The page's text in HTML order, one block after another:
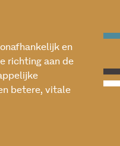
en
richting aan de
betere, vitale